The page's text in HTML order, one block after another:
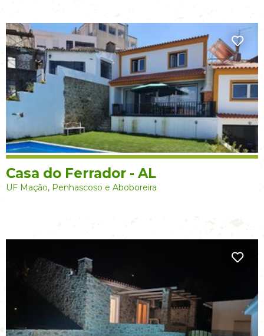
Casa do Ferrador - AL
UF Mação, Penhascoso e Aboboreira